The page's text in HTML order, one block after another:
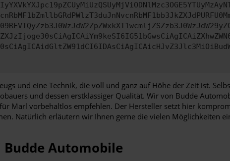
und eine Technik, die voll und ganz auf Höhe der Zeit ist.
und dessen erstklassiger Qualität. Wir von Budde
Marl vorbehaltlos empfehlen. Der Hersteller setzt hier
Natürlich erläutern wir Ihnen gerne die vielen Möglichkeiten
Automobile